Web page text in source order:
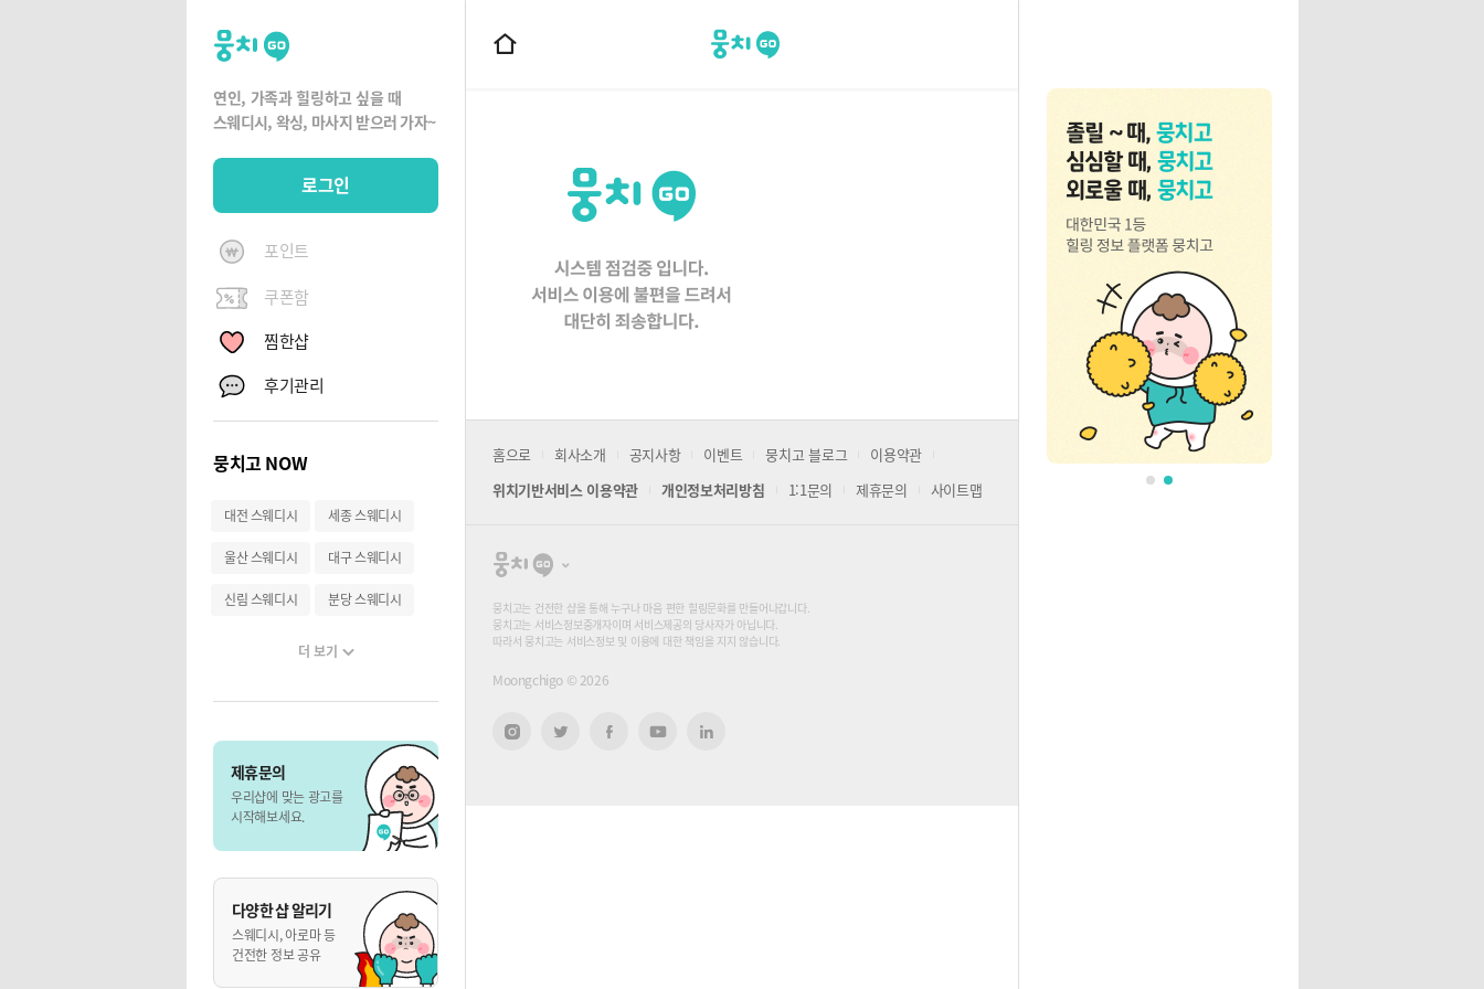
뭉
치
고
연인, 가족과 힐링하고 싶을 때
스웨디시, 왁싱, 마사지 받으러 가자~
로그인
포인트
쿠폰함
찜한샵
후기관리
뭉치고 NOW
대전 스웨디시 세종 스웨디시
울산 스웨디시 대구 스웨디시
신림 스웨디시 분당 스웨디시
더 보기
제휴문의
우리샵에 맞는 광고를
시작해보세요.
다양한 샵 알리기
스웨디시, 아로마 등
건전한 정보 공유
뭉치고
홈
홈으로 회사소개 공지사항 이벤트 뭉치고 블로그
이용약관
위치기반서비스 이용약관
개인정보처리방침 1:1문의 제휴문의 사이트맵
뭉
고
뭉치고는 건전한 샵을 통해 누구나 마음 편한 힐링문화를 만들어나갑니다.
뭉치고는 서비스정보중개자이며 서비스제공의 당사자가 아닙니다.
따라서 뭉치고는 서비스정보 및 이용에 대한 책임을 지지 않습니다.
Moongchigo © 2026